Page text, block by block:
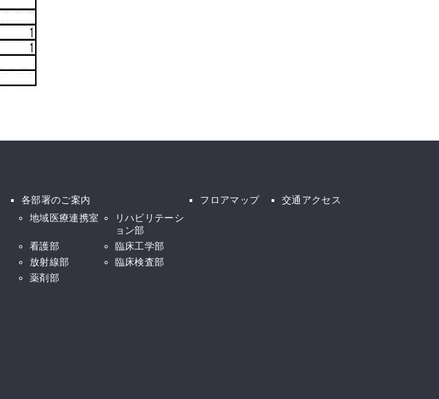
各部署のご案内
地域医療連携室
リハビリテーシ
ョン部
看護部
臨床工学部
放射線部
臨床検査部
薬剤部
フロアマップ 交通アクセス